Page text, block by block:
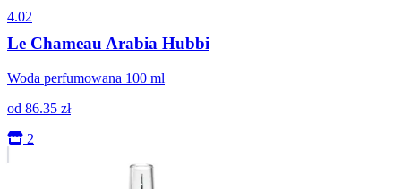
4.02
Le Chameau Arabia Hubbi
Woda perfumowana 100 ml
od 86.35 zł
2